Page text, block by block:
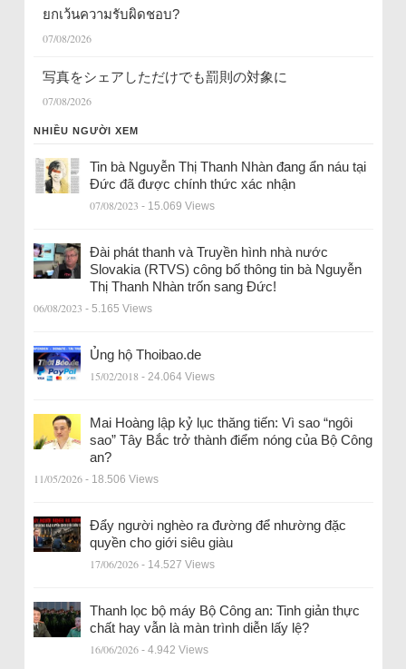
ยกเว้นความรับผิดชอบ?
07/08/2026
写真をシェアしただけでも罰則の対象に
07/08/2026
NHIỀU NGƯỜI XEM
Tin bà Nguyễn Thị Thanh Nhàn đang ẩn náu tại
Đức đã được chính thức xác nhận
07/08/2023 - 15.069 Views
Đài phát thanh và Truyền hình nhà nước
Slovakia (RTVS) công bố thông tin bà Nguyễn
Thị Thanh Nhàn trốn sang Đức!
06/08/2023 - 5.165 Views
Ủng hộ Thoibao.de
15/02/2018 - 24.064 Views
Mai Hoàng lập kỷ lục thăng tiến: Vì sao “ngôi
sao” Tây Bắc trở thành điểm nóng của Bộ Công
an?
11/05/2026 - 18.506 Views
Đẩy người nghèo ra đường để nhường đặc
quyền cho giới siêu giàu
17/06/2026 - 14.527 Views
Thanh lọc bộ máy Bộ Công an: Tinh giản thực
chất hay vẫn là màn trình diễn lấy lệ?
16/06/2026 - 4.942 Views